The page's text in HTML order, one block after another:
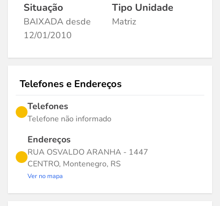
Situação
BAIXADA desde
12/01/2010
Tipo Unidade
Matriz
Telefones e Endereços
Telefones
Telefone não informado
Endereços
RUA OSVALDO ARANHA - 1447
CENTRO, Montenegro, RS
Ver no mapa